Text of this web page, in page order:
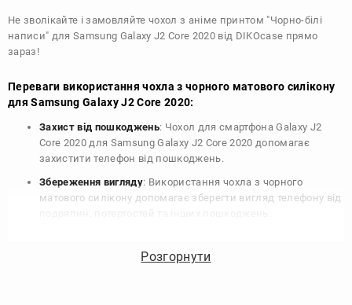
Не зволікайте і замовляйте чохол з аніме принтом "Чорно-білі
написи" для Samsung Galaxy J2 Core 2020 від DIKOcase прямо
зараз!
Переваги використання чохла з чорного матового силікону
для Samsung Galaxy J2 Core 2020:
Захист від пошкоджень: Чохол для смартфона Galaxy J2
Core 2020 для Samsung Galaxy J2 Core 2020 допомагає
захистити телефон від пошкоджень.
Збереження вигляду: Використання чохла з чорного
матового силікону допомагає зберегти вигляд телефону від
для Samsung Galaxy J2 Core 2020 допомагає зберегти
Розгорнути